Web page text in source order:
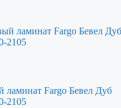
ламинат Fargo Бевел Дуб
2105